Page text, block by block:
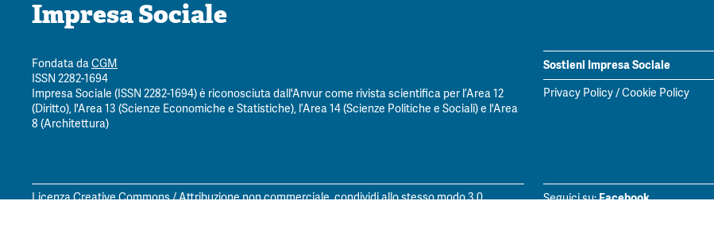
Impresa Sociale
Fondata daCGM
ISSN 2282-1694
Impresa Sociale (ISSN 2282-1694) è riconosciuta dall'Anvur come rivista scientifica per l’Area 12
(Diritto), l'Area 13 (Scienze Economiche e Statistiche), l’Area 14 (Scienze Politiche e Sociali) e l'Area
8 (Architettura)
Sostieni Impresa Sociale
Privacy Policy/Cookie Policy
Licenza Creative Commons / Attribuzione non commerciale, condividi allo stesso modo 3.0 Seguici su:Facebook